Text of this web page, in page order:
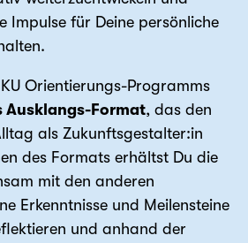
Impulse für Deine persönliche
Orientierungs-Programms
Ausklangs-Format, das den
als Zukunftsgestalter:in
des Formats erhältst Du die
mit den anderen
Erkenntnisse und Meilensteine
und anhand der